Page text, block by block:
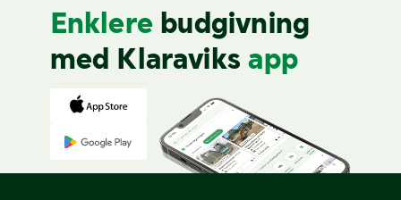
Enklere budgivning
med Klaraviks app